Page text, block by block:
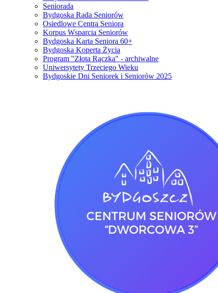
Seniorada
Bydgoska Rada Seniorów
Osiedlowe Centra Seniora
Korpus Wsparcia Seniorów
Bydgoska Karta Seniora 60+
Bydgoska Koperta Życia
Program "Złota Rączka" - archiwalne
Uniwersytety Trzeciego Wieku
Bydgoskie Dni Seniorek i Seniorów 2025